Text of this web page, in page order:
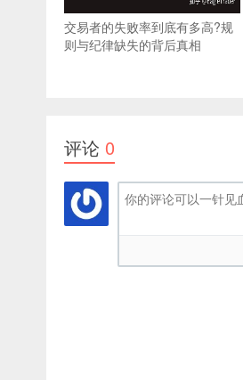
交易者的失败率到底有多高?规
则与纪律缺失的背后真相
评论 0